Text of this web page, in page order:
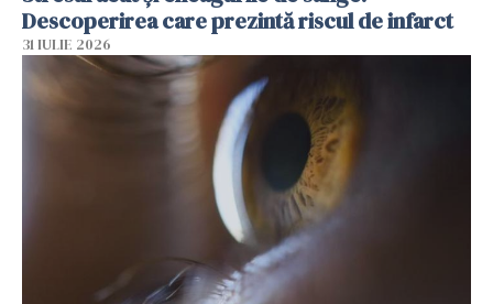
Descoperirea care prezintă riscul de infarct
31 IULIE 2026